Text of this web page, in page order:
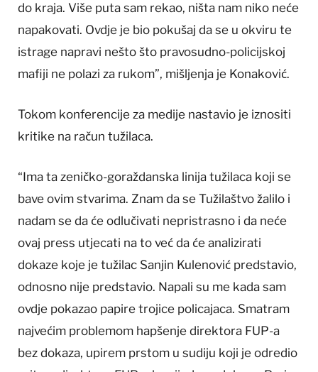
do kraja. Više puta sam rekao, ništa nam niko neće
napakovati. Ovdje je bio pokušaj da se u okviru te
istrage napravi nešto što pravosudno-policijskoj
mafiji ne polazi za rukom”, mišljenja je Konaković.
Tokom konferencije za medije nastavio je iznositi
kritike na račun tužilaca.
“Ima ta zeničko-goraždanska linija tužilaca koji se
bave ovim stvarima. Znam da se Tužilaštvo žalilo i
nadam se da će odlučivati nepristrasno i da neće
ovaj press utjecati na to već da će analizirati
dokaze koje je tužilac Sanjin Kulenović predstavio,
odnosno nije predstavio. Napali su me kada sam
ovdje pokazao papire trojice policajaca. Smatram
najvećim problemom hapšenje direktora FUP-a
bez dokaza, upirem prstom u sudiju koji je odredio